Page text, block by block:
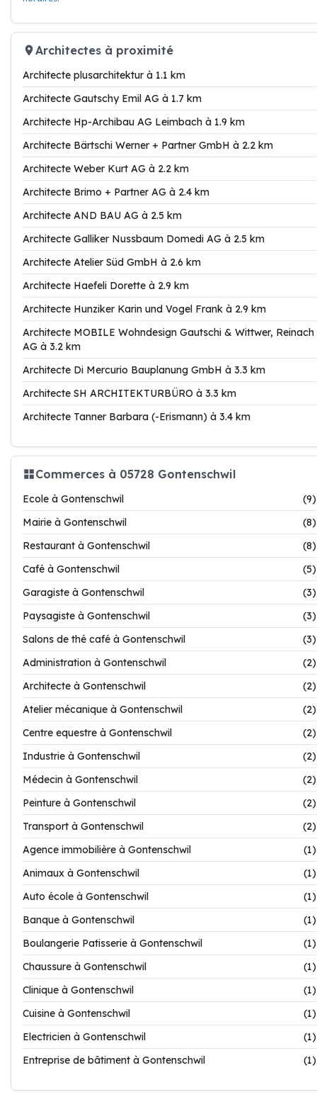
Architectes à proximité
Architecte plusarchitektur à 1.1 km
Architecte Gautschy Emil AG à 1.7 km
Architecte Hp-Archibau AG Leimbach à 1.9 km
Architecte Bärtschi Werner + Partner GmbH à 2.2 km
Architecte Weber Kurt AG à 2.2 km
Architecte Brimo + Partner AG à 2.4 km
Architecte AND BAU AG à 2.5 km
Architecte Galliker Nussbaum Domedi AG à 2.5 km
Architecte Atelier Süd GmbH à 2.6 km
Architecte Haefeli Dorette à 2.9 km
Architecte Hunziker Karin und Vogel Frank à 2.9 km
Architecte MOBILE Wohndesign Gautschi & Wittwer, Reinach
AG à 3.2 km
Architecte Di Mercurio Bauplanung GmbH à 3.3 km
Architecte SH ARCHITEKTURBÜRO à 3.3 km
Architecte Tanner Barbara (-Erismann) à 3.4 km
Commerces à 05728 Gontenschwil
Ecole à Gontenschwil
(9)
Mairie à Gontenschwil
(8)
Restaurant à Gontenschwil
(8)
Café à Gontenschwil
(5)
Garagiste à Gontenschwil
(3)
Paysagiste à Gontenschwil
(3)
Salons de thé café à Gontenschwil
(3)
Administration à Gontenschwil
(2)
Architecte à Gontenschwil
(2)
Atelier mécanique à Gontenschwil
(2)
Centre equestre à Gontenschwil
(2)
Industrie à Gontenschwil
(2)
Médecin à Gontenschwil
(2)
Peinture à Gontenschwil
(2)
Transport à Gontenschwil
(2)
Agence immobilière à Gontenschwil
(1)
Animaux à Gontenschwil
(1)
Auto école à Gontenschwil
(1)
Banque à Gontenschwil
(1)
Boulangerie Patisserie à Gontenschwil
(1)
Chaussure à Gontenschwil
(1)
Clinique à Gontenschwil
(1)
Cuisine à Gontenschwil
(1)
Electricien à Gontenschwil
(1)
Entreprise de bâtiment à Gontenschwil
(1)